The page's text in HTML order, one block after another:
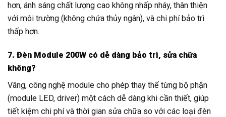
hơn, ánh sáng chất lượng cao không nhấp nháy, thân thiện
với môi trường (không chứa thủy ngân), và chi phí bảo trì
thấp hơn.
7. Đèn Module 200W có dễ dàng bảo trì, sửa chữa
không?
Vâng, công nghệ module cho phép thay thế từng bộ phận
(module LED, driver) một cách dễ dàng khi cần thiết, giúp
tiết kiệm chi phí và thời gian sửa chữa so với các loại đèn